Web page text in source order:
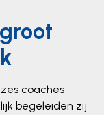
coaches
begeleiden zij